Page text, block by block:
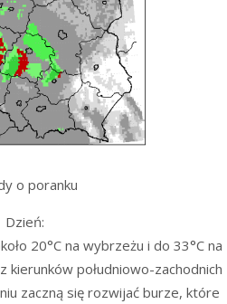
o poranku
Dzień:
20°C na wybrzeżu i do 33°C na
kierunków południowo-zachodnich
zaczną się rozwijać burze, które